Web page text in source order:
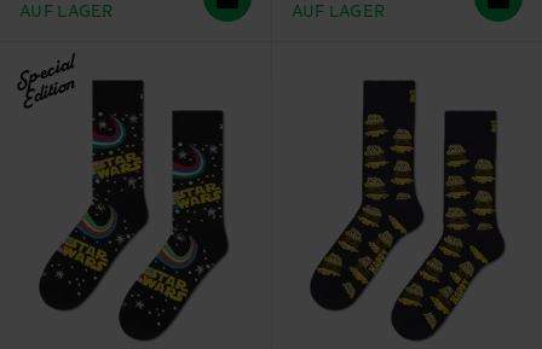
AUF LAGER AUF LAGER
Special
Edition